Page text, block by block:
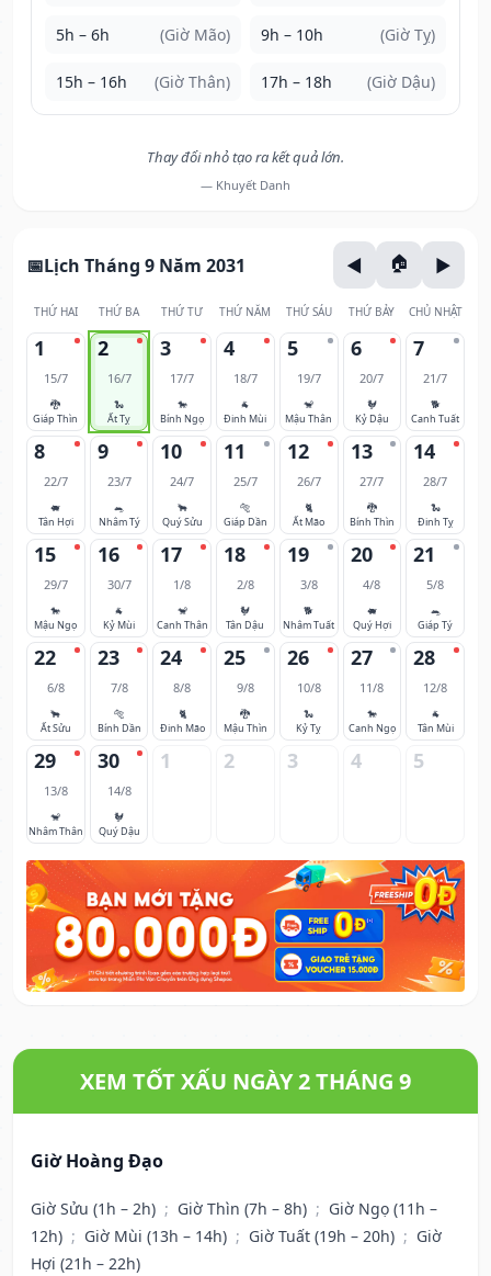
5h – 6h (Giờ Mão) 9h – 10h (Giờ Tỵ)
15h – 16h (Giờ Thân) 17h – 18h (Giờ Dậu)
Thay đổi nhỏ tạo ra kết quả lớn.
— Khuyết Danh
Lịch Tháng 9 Năm 2031
THỨ HAI THỨ BA THỨ TƯ THỨ NĂM THỨ SÁU THỨ BẢY CHỦ NHẬT
1
15/7
🐉
Giáp Thìn
2
16/7
🐍
Ất Tỵ
3
17/7
🐎
Bính Ngọ
4
18/7
🐐
Đinh Mùi
5
19/7
🐒
Mậu Thân
6
20/7
🐓
Kỷ Dậu
7
21/7
🐕
Canh Tuất
8
22/7
🐖
Tân Hợi
9
23/7
🐀
Nhâm Tý
10
24/7
🐂
Quý Sửu
11
25/7
🐅
Giáp Dần
12
26/7
🐈
Ất Mão
13
27/7
🐉
Bính Thìn
14
28/7
🐍
Đinh Tỵ
15
29/7
🐎
Mậu Ngọ
16
30/7
🐐
Kỷ Mùi
17
1/8
🐒
Canh Thân
18
2/8
🐓
Tân Dậu
19
3/8
🐕
Nhâm Tuất
20
4/8
🐖
Quý Hợi
21
5/8
🐀
Giáp Tý
22
6/8
🐂
Ất Sửu
23
7/8
🐅
Bính Dần
24
8/8
🐈
Đinh Mão
25
9/8
🐉
Mậu Thìn
26
10/8
🐍
Kỷ Tỵ
27
11/8
🐎
Canh Ngọ
28
12/8
🐐
Tân Mùi
29
13/8
🐒
Nhâm Thân
30
14/8
🐓
Quý Dậu
1 2 3 4 5
XEM TỐT XẤU NGÀY 2 THÁNG 9
Giờ Hoàng Đạo
Giờ Sửu (1h – 2h) ; Giờ Thìn (7h – 8h) ; Giờ Ngọ (11h –
12h) ; Giờ Mùi (13h – 14h) ; Giờ Tuất (19h – 20h) ; Giờ
Hợi (21h – 22h)